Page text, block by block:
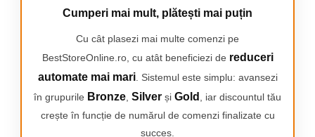
ILUMINARE PROFESIONALĂ
Lampa LED oferă lumină naturală, uniformă,
Cumperi mai mult, plătești mai puțin
Cu cât plasezi mai multe comenzi pe
BestStoreOnline.ro, cu atât beneficiezi de reduceri
automate mai mari. Sistemul este simplu: avansezi
în grupurile Bronze Silver și Gold
, iar discountul tău
crește în funcție de numărul de comenzi finalizate cu
succes.